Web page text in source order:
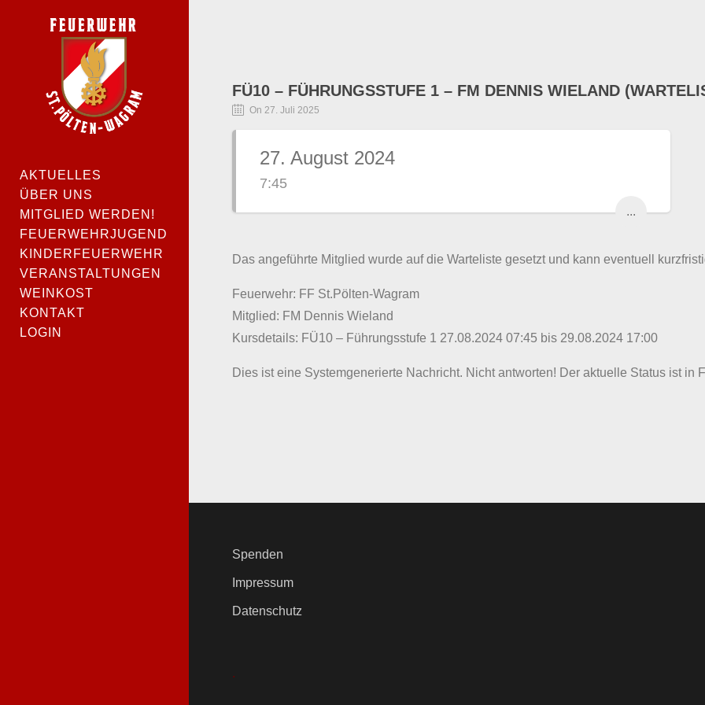
AKTUELLES
ÜBER UNS
MITGLIED WERDEN!
FEUERWEHRJUGEND
KINDERFEUERWEHR
VERANSTALTUNGEN
WEINKOST
KONTAKT
LOGIN
FÜ10 – FÜHRUNGSSTUFE 1 – FM DENNIS WIELAND
On 27. Juli 2025
27. August 2024
7:45
...
Das angeführte Mitglied wurde auf die Warteliste gesetzt und kann eventuell
Feuerwehr: FF St.Pölten-Wagram
Mitglied: FM Dennis Wieland
Kursdetails: FÜ10 – Führungsstufe 1 27.08.2024 07:45 bis 29.08.2024 17:00
Dies ist eine Systemgenerierte Nachricht. Nicht antworten! Der aktuelle Status ist in
Spenden
Impressum
Datenschutz
.